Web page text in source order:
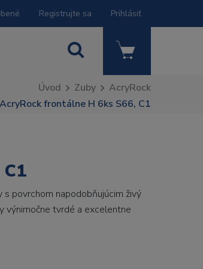
Registrujte sa Prihlásiť
Úvod Zuby
AcryRock
AcryRock frontálne H 6ks S66, C1
povrchom napodobňujúcim živý
výnimočne tvrdé a excelentne